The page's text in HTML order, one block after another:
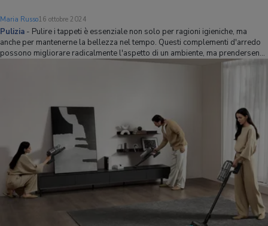
Maria Russo16 ottobre 2024
Pulizia - Pulire i tappeti è essenziale non solo per ragioni igieniche, ma
anche per mantenerne la bellezza nel tempo. Questi complementi d'arredo
possono migliorare radicalmente l'aspetto di un ambiente, ma prendersene
cura non è sempre facile, perché il semplice uso dell'aspirapolvere non